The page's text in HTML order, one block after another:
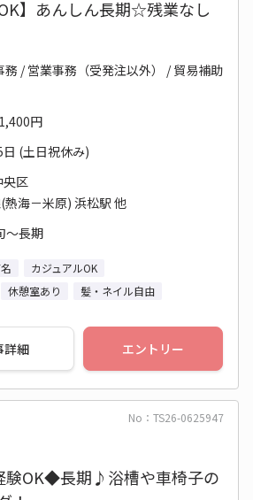
】あんしん長期☆残業なし
務 / 営業事務（受発注以外） / 貿易補助
円
(土日祝休み)
央区
熱海－米原) 浜松駅 他
～長期
カジュアルOK
休憩室あり 髪・ネイル自由
詳細 エントリー
No：TS26-0625947
験OK◆長期♪浴槽や車椅子の